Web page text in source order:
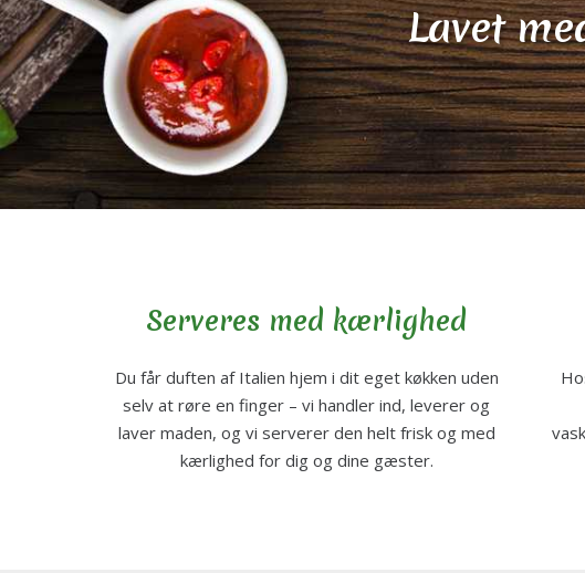
Lavet
Serveres med kærlighed
Du får duften af Italien hjem i dit eget køkken uden
selv at røre en finger – vi handler ind, leverer og
laver maden, og vi serverer den helt frisk og med
kærlighed for dig og dine gæster.